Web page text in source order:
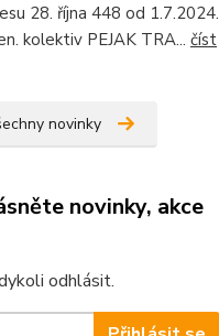
28. října 448 od 1.7.2024.
kolektiv PEJAK TRA... číst
novinky
novinky, akce
odhlásit.